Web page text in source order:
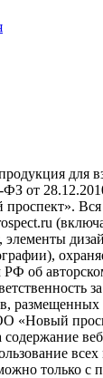
для
ФЗ от
Вся
РФ об
размещенных
«Новый
содержание
всех
только с